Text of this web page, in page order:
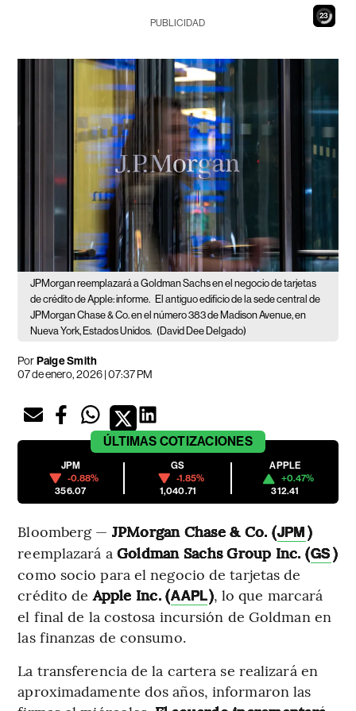
21
PUBLICIDAD
JPMorgan reemplazará a Goldman Sachs en el negocio de tarjetas
de crédito de Apple: informe. El antiguo edificio de la sede central de
JPMorgan Chase & Co. en el número 383 de Madison Avenue, en
Nueva York, Estados Unidos. (David Dee Delgado)
PorPaige Smith
07 de enero, 2026 | 07:37 PM
ÚLTIMAS COTIZACIONES
JPM
-0.88%
356.07
GS
-1.85%
1,040.71
APPLE
+0.47%
312.41
Bloomberg — JPMorgan Chase & Co. (JPM)
reemplazará aGoldman Sachs Group Inc. (GS)
como socio para el negocio de tarjetas de
crédito deApple Inc. (AAPL), lo que marcará
el final de la costosa incursión de Goldman en
las finanzas de consumo.
La transferencia de la cartera se realizará en
aproximadamente dos años, informaron las